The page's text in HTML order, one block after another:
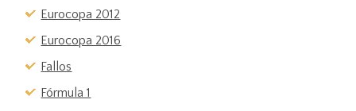
Eurocopa 2012
Eurocopa 2016
Fallos
Fórmula 1